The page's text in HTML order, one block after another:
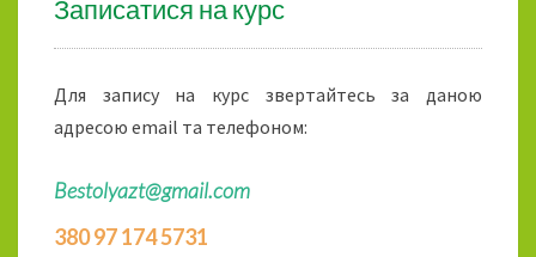
Записатися на курс
Для запису на курс звертайтесь за даною
адресою email та телефоном:
Bestolyazt@gmail.com
380 97 174 5731